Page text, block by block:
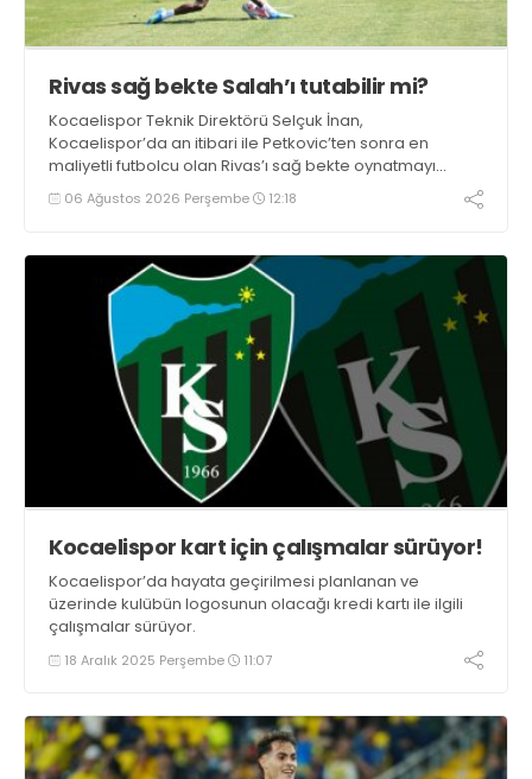
Rivas sağ bekte Salah’ı tutabilir mi?
Kocaelispor Teknik Direktörü Selçuk İnan,
Kocaelispor’da an itibari ile Petkovic’ten sonra en
maliyetli futbolcu olan Rivas’ı sağ bekte oynatmayı
düşünüyor.
06 Ağustos 2026 Perşembe 12:18
Kocaelispor kart için çalışmalar sürüyor!
Kocaelispor’da hayata geçirilmesi planlanan ve
üzerinde kulübün logosunun olacağı kredi kartı ile ilgili
çalışmalar sürüyor.
18 Aralık 2025 Perşembe 11:07